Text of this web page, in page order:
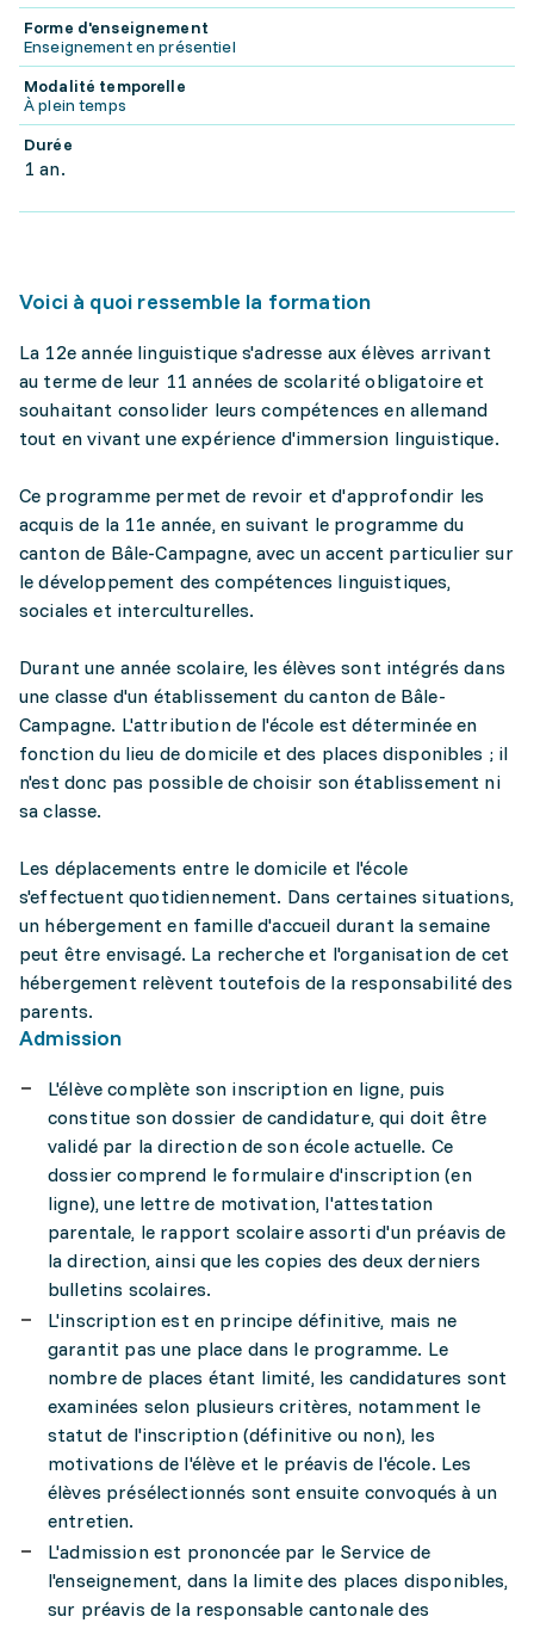
Forme d'enseignement
Enseignement en présentiel
Modalité temporelle
À plein temps
Durée
1 an.
Voici à quoi ressemble la formation
La 12e année linguistique s'adresse aux élèves arrivant
au terme de leur 11 années de scolarité obligatoire et
souhaitant consolider leurs compétences en allemand
tout en vivant une expérience d'immersion linguistique.
Ce programme permet de revoir et d'approfondir les
acquis de la 11e année, en suivant le programme du
canton de Bâle-Campagne, avec un accent particulier sur
le développement des compétences linguistiques,
sociales et interculturelles.
Durant une année scolaire, les élèves sont intégrés dans
une classe d'un établissement du canton de Bâle-
Campagne. L'attribution de l'école est déterminée en
fonction du lieu de domicile et des places disponibles ; il
n'est donc pas possible de choisir son établissement ni
sa classe.
Les déplacements entre le domicile et l'école
s'effectuent quotidiennement. Dans certaines situations,
un hébergement en famille d'accueil durant la semaine
peut être envisagé. La recherche et l'organisation de cet
hébergement relèvent toutefois de la responsabilité des
parents.
Admission
L'élève complète son inscription en ligne, puis
constitue son dossier de candidature, qui doit être
validé par la direction de son école actuelle. Ce
dossier comprend le formulaire d'inscription (en
ligne), une lettre de motivation, l'attestation
parentale, le rapport scolaire assorti d'un préavis de
la direction, ainsi que les copies des deux derniers
bulletins scolaires.
L'inscription est en principe définitive, mais ne
garantit pas une place dans le programme. Le
nombre de places étant limité, les candidatures sont
examinées selon plusieurs critères, notamment le
statut de l'inscription (définitive ou non), les
motivations de l'élève et le préavis de l'école. Les
élèves présélectionnés sont ensuite convoqués à un
entretien.
L'admission est prononcée par le Service de
l'enseignement, dans la limite des places disponibles,
sur préavis de la responsable cantonale des